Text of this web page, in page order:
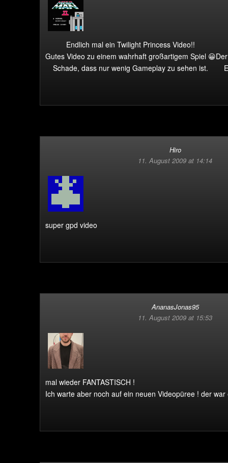
Endlich mal ein Twilight Princess Video!!
Gutes Video zu einem wahrhaft großartigem Spiel 😀
Schade, dass nur wenig Gameplay zu sehen ist.
Hiro
11. August 2009 at 14:14
super gpd video
AnanasJonas95
11. August 2009 at 15:53
mal wieder FANTASTISCH !
Ich warte aber noch auf ein neuen Videopüree ! der war